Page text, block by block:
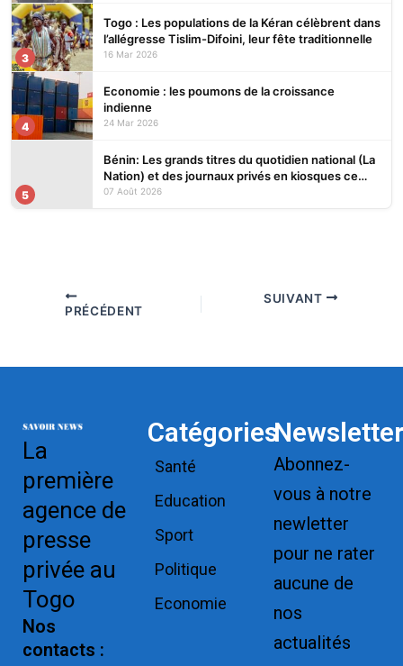
3
Togo : Les populations de la Kéran célèbrent dans
l’allégresse Tislim-Difoini, leur fête traditionnelle
16 Mar 2026
4
Economie : les poumons de la croissance
indienne
24 Mar 2026
5
Bénin: Les grands titres du quotidien national (La
Nation) et des journaux privés en kiosques ce
vendredi 7 Août 2026
07 Août 2026
PRÉCÉDENT
SUIVANT
La
première
agence de
presse
privée au
Togo
Nos
contacts :
Catégories
Santé
Education
Sport
Politique
Economie
Newsletter
Abonnez-
vous à notre
newletter
pour ne rater
aucune de
nos
actualités